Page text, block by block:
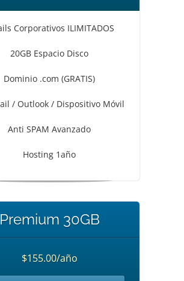
Corporativos ILIMITADOS
20GB Espacio Disco
Dominio .com (GRATIS)
/ Outlook / Dispositivo Móvil
Anti SPAM Avanzado
Hosting 1año
Premium 30GB
$155.00/año